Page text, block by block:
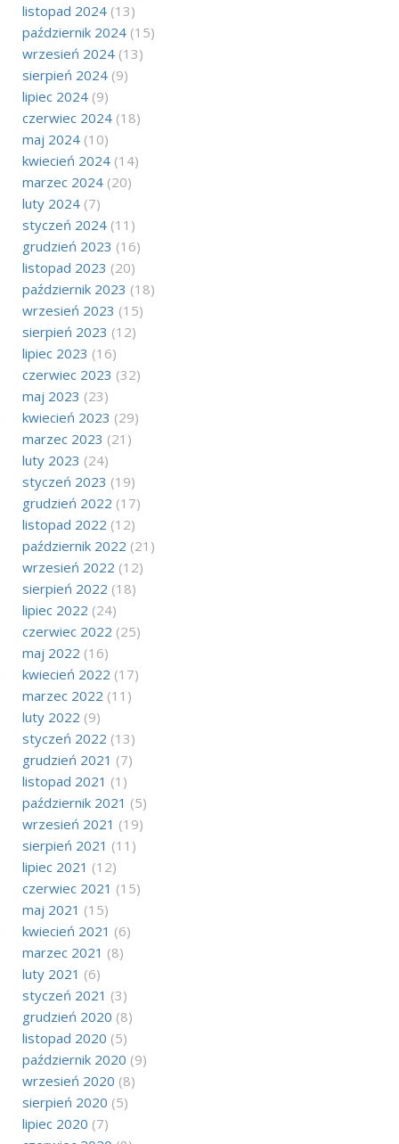
listopad 2024 (13)
październik 2024 (15)
wrzesień 2024 (13)
sierpień 2024 (9)
lipiec 2024 (9)
czerwiec 2024 (18)
maj 2024 (10)
kwiecień 2024 (14)
marzec 2024 (20)
luty 2024 (7)
styczeń 2024 (11)
grudzień 2023 (16)
listopad 2023 (20)
październik 2023 (18)
wrzesień 2023 (15)
sierpień 2023 (12)
lipiec 2023 (16)
czerwiec 2023 (32)
maj 2023 (23)
kwiecień 2023 (29)
marzec 2023 (21)
luty 2023 (24)
styczeń 2023 (19)
grudzień 2022 (17)
listopad 2022 (12)
październik 2022 (21)
wrzesień 2022 (12)
sierpień 2022 (18)
lipiec 2022 (24)
czerwiec 2022 (25)
maj 2022 (16)
kwiecień 2022 (17)
marzec 2022 (11)
luty 2022 (9)
styczeń 2022 (13)
grudzień 2021 (7)
listopad 2021 (1)
październik 2021 (5)
wrzesień 2021 (19)
sierpień 2021 (11)
lipiec 2021 (12)
czerwiec 2021 (15)
maj 2021 (15)
kwiecień 2021 (6)
marzec 2021 (8)
luty 2021 (6)
styczeń 2021 (3)
grudzień 2020 (8)
listopad 2020 (5)
październik 2020 (9)
wrzesień 2020 (8)
sierpień 2020 (5)
lipiec 2020 (7)